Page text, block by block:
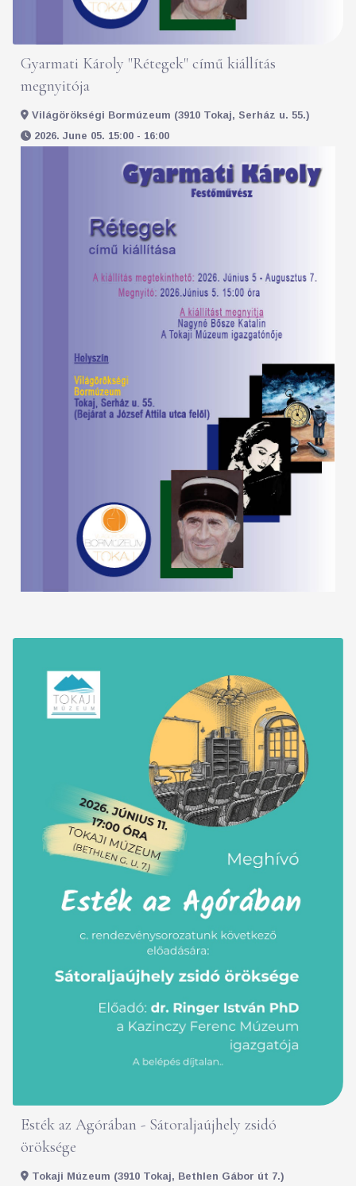
Gyarmati Károly "Rétegek" című kiállítás
megnyitója
Világörökségi Bormúzeum (3910 Tokaj, Serház u. 55.)
2026. June 05. 15:00 - 16:00
Esték az Agórában - Sátoraljaújhely zsidó
öröksége
Tokaji Múzeum (3910 Tokaj, Bethlen Gábor út 7.)